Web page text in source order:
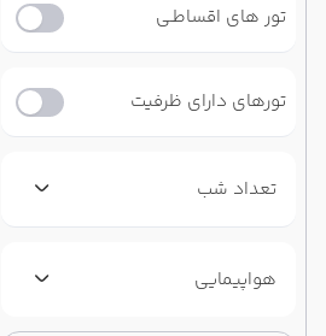
تور های اقساطـی
تورهای دارای ظرفیت
تعداد شب
هواپیمایی